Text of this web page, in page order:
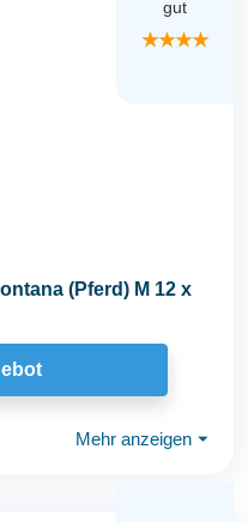
gut
★★★★
(Pferd) M 12 x
Mehr anzeigen ⏷